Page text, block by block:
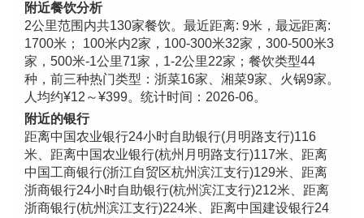
附近餐饮分析
2公里范围内共130家餐饮。最近距离: 9米，最远距离:
1700米； 100米内2家，100-300米32家，300-500米3
家，500米-1公里71家，1-2公里22家；餐饮类型44
种，前三种热门类型：浙菜16家、湘菜9家、火锅9家。
人均约¥12～¥399。统计时间：2026-06。
附近的银行
距离中国农业银行24小时自助银行(月明路支行)116
米、距离中国农业银行(杭州月明路支行)117米、距离
中国工商银行(浙江自贸区杭州滨江支行)129米、距离
浙商银行24小时自助银行(杭州滨江支行)212米、距离
浙商银行(杭州滨江支行)224米、距离中国建设银行24